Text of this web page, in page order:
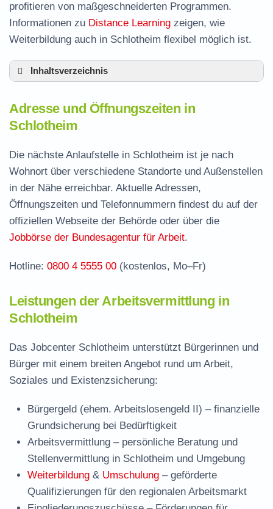
profitieren von maßgeschneiderten Programmen.
Informationen zu Distance Learning zeigen, wie
Weiterbildung auch in Schlotheim flexibel möglich ist.
Inhaltsverzeichnis
Leistungen der Arbeitsvermittlung in
Schlotheim
Termin vereinbaren und Bürgergeld beantragen
Jobcenter Unstrut-Hainich-Kreis – zuständige
Stelle
Stellenangebote und Jobbörse in Schlotheim
Häufige Fragen rund ums Jobcenter
Adresse und Öffnungszeiten in
Schlotheim
Die nächste Anlaufstelle in Schlotheim ist je nach
Wohnort über verschiedene Standorte und Außenstellen
in der Nähe erreichbar. Aktuelle Adressen,
Öffnungszeiten und Telefonnummern findest du auf der
offiziellen Webseite der Behörde oder über die
Jobbörse der Bundesagentur für Arbeit.
Hotline: 0800 4 5555 00 (kostenlos, Mo–Fr)
Leistungen der Arbeitsvermittlung in
Schlotheim
Das Jobcenter Schlotheim unterstützt Bürgerinnen und
Bürger mit einem breiten Angebot rund um Arbeit,
Soziales und Existenzsicherung:
Bürgergeld (ehem. Arbeitslosengeld II) – finanzielle
Grundsicherung bei Bedürftigkeit
Arbeitsvermittlung – persönliche Beratung und
Stellenvermittlung in Schlotheim und Umgebung
Weiterbildung & Umschulung – geförderte
Qualifizierungen für den regionalen Arbeitsmarkt